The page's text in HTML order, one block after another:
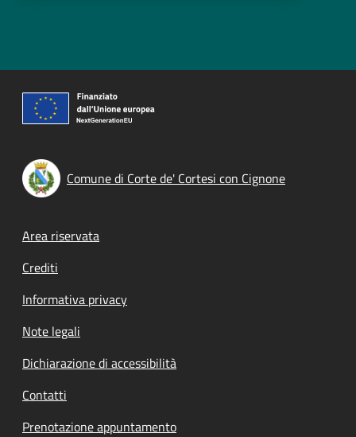
Comune di Corte de' Cortesi con Cignone
Footer menu
Area riservata
Crediti
Informativa privacy
Note legali
Dichiarazione di accessibilità
Contatti
Prenotazione appuntamento